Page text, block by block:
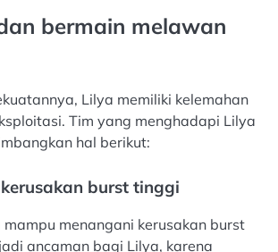
bermain melawan
Lilya memiliki kelemahan
Tim yang menghadapi Lilya
hal berikut:
burst tinggi
menangani kerusakan burst
ancaman bagi Lilya, karena